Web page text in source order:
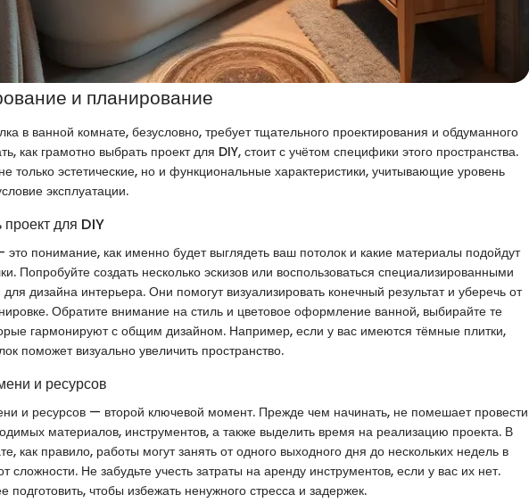
и планирование
в ванной комнате, безусловно, требует тщательного проектирования и обдуманного
как грамотно выбрать проект для DIY, стоит с учётом специфики этого пространства.
только эстетические, но и функциональные характеристики, учитывающие уровень
эксплуатации.
для DIY
понимание, как именно будет выглядеть ваш потолок и какие материалы подойдут
Попробуйте создать несколько эскизов или воспользоваться специализированными
дизайна интерьера. Они помогут визуализировать конечный результат и уберечь от
Обратите внимание на стиль и цветовое оформление ванной, выбирайте те
гармонируют с общим дизайном. Например, если у вас имеются тёмные плитки,
поможет визуально увеличить пространство.
и ресурсов
и ресурсов — второй ключевой момент. Прежде чем начинать, не помешает провести
материалов, инструментов, а также выделить время на реализацию проекта. В
как правило, работы могут занять от одного выходного дня до нескольких недель в
сложности. Не забудьте учесть затраты на аренду инструментов, если у вас их нет.
подготовить, чтобы избежать ненужного стресса и задержек.